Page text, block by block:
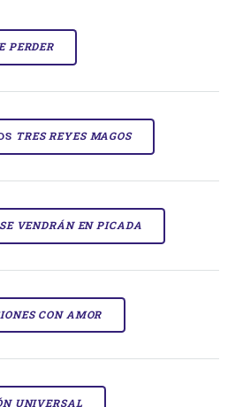
PERDER
TRES REYES MAGOS
VENDRÁN EN PICADA
CON AMOR
UNIVERSAL